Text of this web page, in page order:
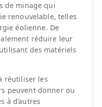
de minage qui
renouvelable, telles
éolienne. De
réduire leur
des matériels
réutiliser les
peuvent donner ou
à d’autres